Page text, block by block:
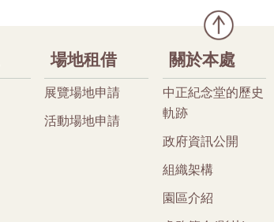
場地租借
展覽場地申請
活動場地申請
關於本處
中正紀念堂的歷史
軌跡
政府資訊公開
組織架構
園區介紹